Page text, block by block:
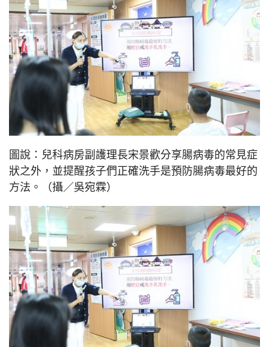
圖說：兒科病房副護理長宋景歡分享腸病毒的常見症
狀之外，並提醒孩子們正確洗手是預防腸病毒最好的
方法。（攝／吳宛霖）